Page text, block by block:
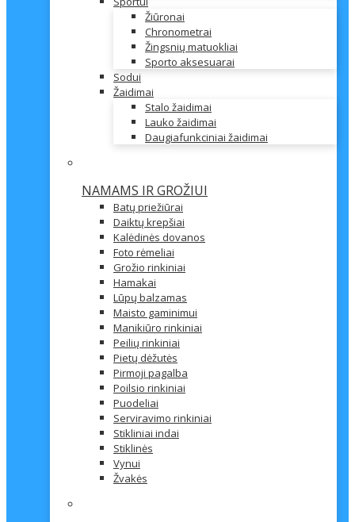
Žiūronai
Chronometrai
Žingsnių matuokliai
Sporto aksesuarai
Sodui
Žaidimai
Stalo žaidimai
Lauko žaidimai
Daugiafunkciniai žaidimai
NAMAMS IR GROŽIUI
Batų priežiūrai
Daiktų krepšiai
Kalėdinės dovanos
Foto rėmeliai
Grožio rinkiniai
Hamakai
Lūpų balzamas
Maisto gaminimui
Manikiūro rinkiniai
Peilių rinkiniai
Pietų dėžutės
Pirmoji pagalba
Poilsio rinkiniai
Puodeliai
Serviravimo rinkiniai
Stikliniai indai
Stiklinės
Vynui
Žvakės